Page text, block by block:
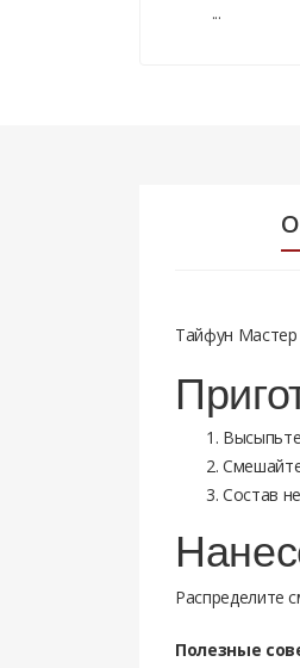
...
Тайфун Мастер
Состав
Распределите
Полезные